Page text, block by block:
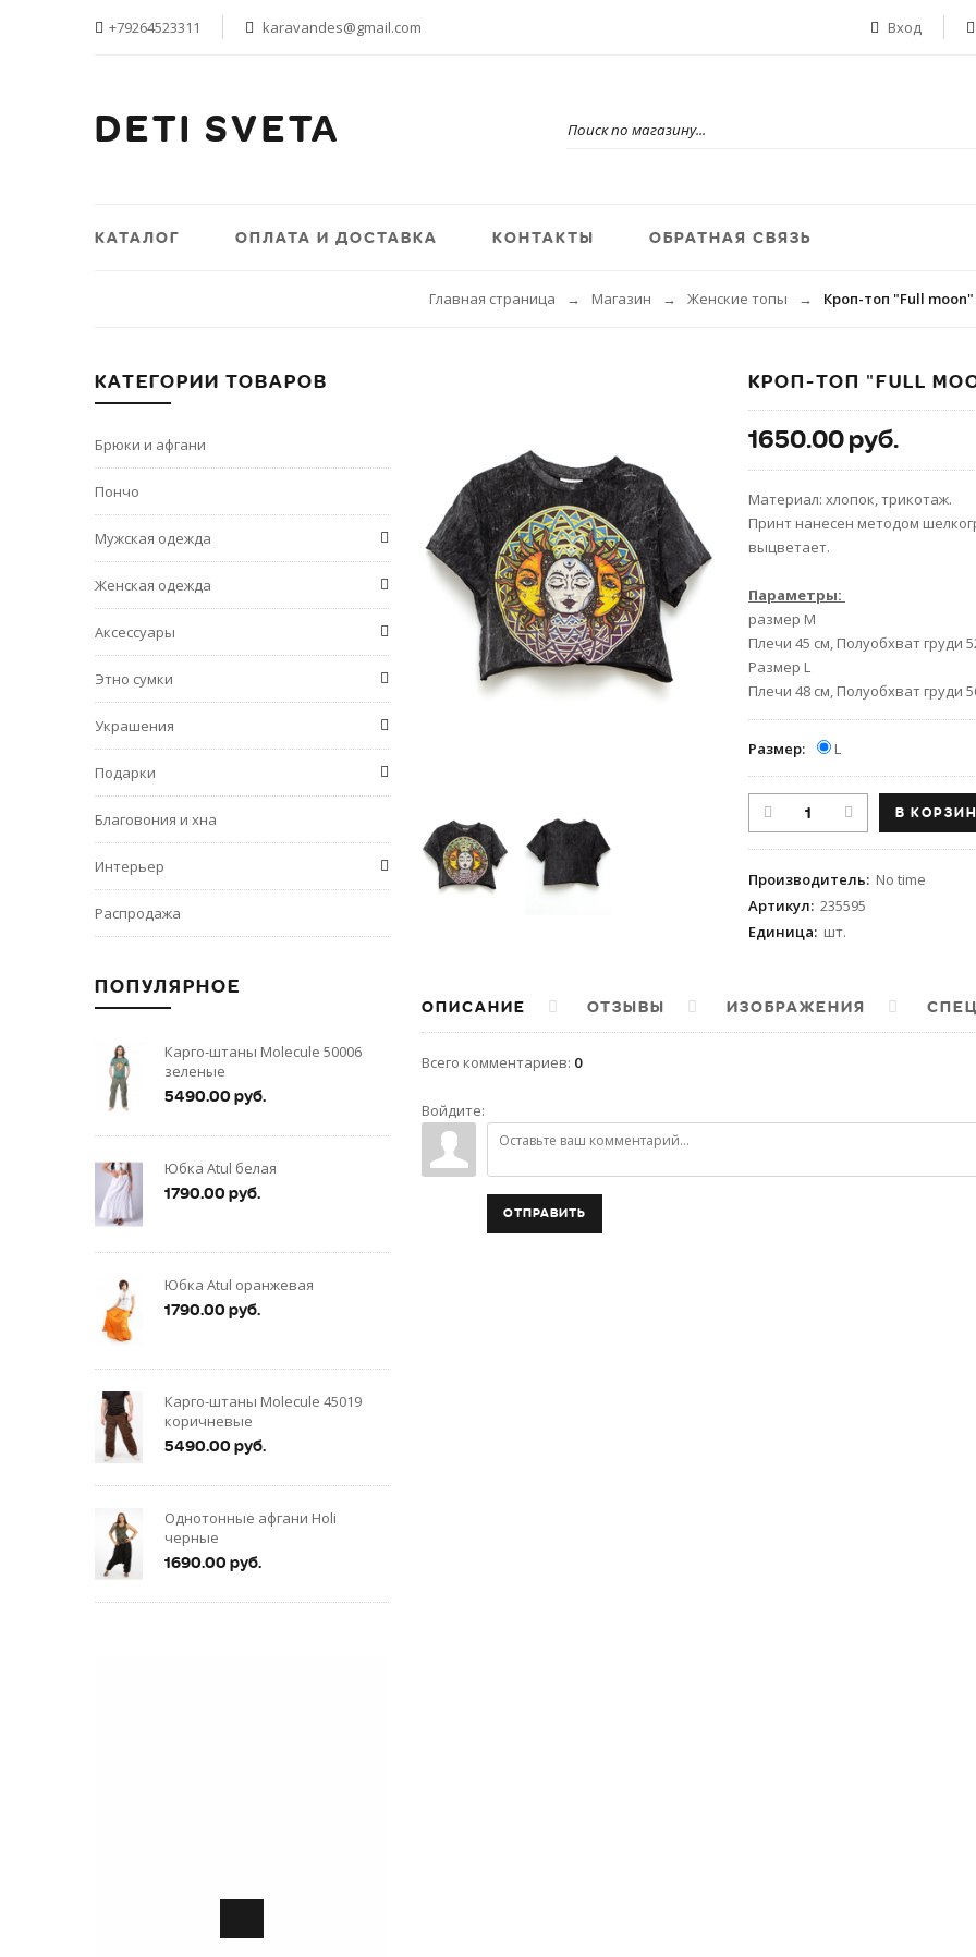
+79264523311 karavandes@gmail.com Вход
DETI SVETA
КАТАЛОГ ОПЛАТА И ДОСТАВКА КОНТАКТЫ ОБРАТНАЯ СВЯЗЬ
Главная страница → Магазин → Женские топы → Кроп-топ "Full
КРОП-ТОП "FULL
1650.00 руб.
Материал: хлопок, трикотаж.
Принт нанесен методом
выцветает.
Параметры:
размер М
Плечи 45 см, Полуобхват груди
Размер L
Плечи 48 см, Полуобхват груди
Размер: L
Производитель: No time
Артикул: 235595
Единица: шт.
ОПИСАНИЕ ОТЗЫВЫ ИЗОБРАЖЕНИЯ
Всего комментариев: 0
Войдите:
ОТПРАВИТЬ
КАТЕГОРИИ ТОВАРОВ
Брюки и афгани
Пончо
Мужская одежда
Женская одежда
Аксессуары
Этно сумки
Украшения
Подарки
Благовония и хна
Интерьер
Распродажа
ПОПУЛЯРНОЕ
Карго-штаны Molecule 50006
зеленые
5490.00 руб.
Юбка Atul белая
1790.00 руб.
Юбка Atul оранжевая
1790.00 руб.
Карго-штаны Molecule 45019
коричневые
5490.00 руб.
Однотонные афгани Holi
черные
1690.00 руб.